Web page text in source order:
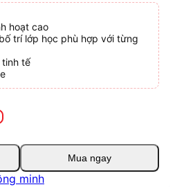
hoạt cao
trí lớp học phù hợp với từng
tinh tế
Mua ngay
minh